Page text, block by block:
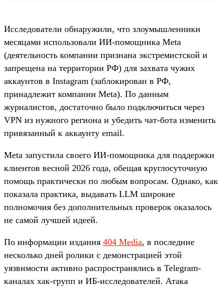
Исследователи обнаружили, что злоумышленники
месяцами использовали ИИ-помощника Meta
(деятельность компании признана экстремистской и
запрещена на территории РФ) для захвата чужих
аккаунтов в Instagram (заблокирован в РФ,
принадлежит компании Meta). По данным
журналистов, достаточно было подключиться через
VPN из нужного региона и убедить чат-бота изменить
привязанный к аккаунту email.
Meta запустила своего ИИ-помощника для поддержки
клиентов весной 2026 года, обещая круглосуточную
помощь практически по любым вопросам. Однако, как
показала практика, выдавать LLM широкие
полномочия без дополнительных проверок оказалось
не самой лучшей идеей.
По информации издания 404 Media, в последние
несколько дней ролики с демонстрацией этой
уязвимости активно распространялись в Telegram-
каналах хак-групп и ИБ-исследователей. Атака